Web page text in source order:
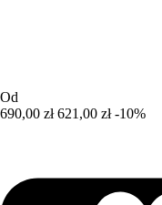
Od
690,00 zł 621,00 zł -10%